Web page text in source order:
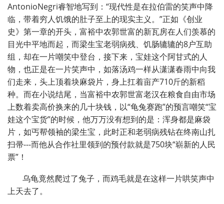
AntonioNegri睿智地写到： “现代性是在拉伯雷的笑声中降
临，带着穷人饥饿的肚子至上的现实主义。 ”正如《创业
史》第一章的开头，富裕中农郭世富的新瓦房在人们羡慕的
目光中平地而起，而梁生宝老弱病残、饥肠辘辘的8户互助
组，却在一片嘲笑中登台，接下来，宝娃这个阿甘式的人
物，也正是在一片笑声中，如落汤鸡一样从潇潇春雨中向我
们走来，头上顶着块麻袋片，身上扛着亩产710斤的新稻
种。而在小说结尾，当富裕中农郭世富老汉在粮食自由市场
上数着卖高价换来的几十块钱，以“龟兔赛跑”的预言嘲笑“宝
娃这个宝货”的时候，他万万没有想到的是：浑身都是麻袋
片，如丐帮领袖的梁生宝，此时正和老弱病残钻在终南山扎
扫帚---而他从合作社里领到的预付款就是750块“崭新的人民
票” ！
乌龟竟然爬过了兔子，而鸡毛就是在这样一片哄笑声中
上天去了。